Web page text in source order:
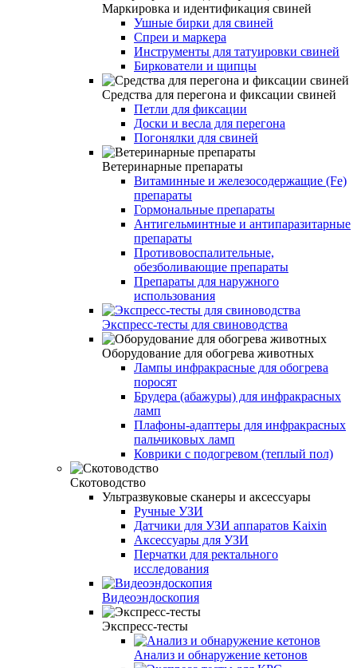
Маркировка и идентификация свиней
Ушные бирки для свиней
Спреи и маркера
Инструменты для татуировки свиней
Биркователи и щипцы
Средства для перегона и фиксации свиней
Петли для фиксации
Доски и весла для перегона
Погонялки для свиней
Ветеринарные препараты
Витаминные и железосодержащие (Fe)
препараты
Гормональные препараты
Антигельминтные и антипаразитарные
препараты
Противовоспалительные,
обезболивающие препараты
Препараты для наружного
использования
Экспресс-тесты для свиноводства
Оборудование для обогрева животных
Лампы инфракрасные для обогрева
поросят
Брудера (абажуры) для инфракрасных
ламп
Плафоны-адаптеры для инфракрасных
пальчиковых ламп
Коврики с подогревом (теплый пол)
Скотоводство
Ультразвуковые сканеры и аксессуары
Ручные УЗИ
Датчики для УЗИ аппаратов Kaixin
Аксессуары для УЗИ
Перчатки для ректального
исследования
Видеоэндоскопия
Экспресс-тесты
Анализ и обнаружение кетонов